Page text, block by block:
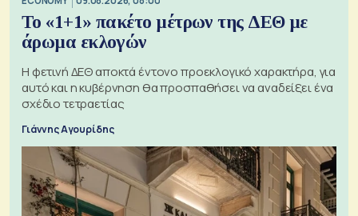
Το «1+1» πακέτο μέτρων της ΔΕΘ με
άρωμα εκλογών
Η φετινή ΔΕΘ αποκτά έντονο προεκλογικό χαρακτήρα, για
αυτό και η κυβέρνηση θα προσπαθήσει να αναδείξει ένα
σχέδιο τετραετίας
Γιάννης Αγουρίδης